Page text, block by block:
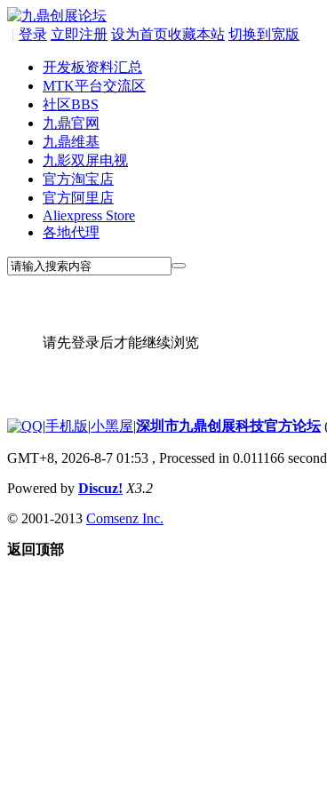
登录
| 立即注册 设为首页收藏本站 切换到宽版
开发板资料汇总
MTK平台交流区
社区BBS
九鼎官网
九鼎维基
九影双屏电视
官方淘宝店
官方阿里店
Aliexpress Store
各地代理
请先登录后才能继续浏览
|手机版|小黑屋|深圳市九鼎创展科技官方论坛
GMT+8, 2026-8-7 01:53 , Processed in 0.011166
Powered by Discuz! X3.2
© 2001-2013 Comsenz Inc.
返回顶部